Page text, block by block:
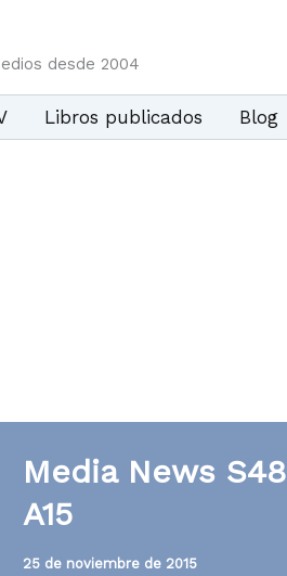
desde 2004
Libros publicados Blog
Media News S48
A15
25 de noviembre de 2015